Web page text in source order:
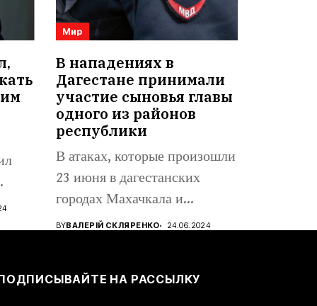
Мир
В нападениях в
Дагестане принимали
участие сыновья главы
одного из районов
республики
В атаках, которые произошли
23 июня в дагестанских
городах Махачкала и
Дербент,...
BYВАЛЕРІЙ СКЛЯРЕНКО 24.06.2024
НА РАССЫЛКУ